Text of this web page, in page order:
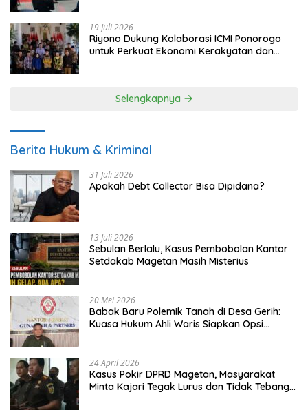
19 Juli 2026
Riyono Dukung Kolaborasi ICMI Ponorogo
untuk Perkuat Ekonomi Kerakyatan dan
Selengkapnya
Berita Hukum & Kriminal
31 Juli 2026
Apakah Debt Collector Bisa Dipidana?
13 Juli 2026
Sebulan Berlalu, Kasus Pembobolan Kantor
Setdakab Magetan Masih Misterius
20 Mei 2026
Babak Baru Polemik Tanah di Desa Gerih:
Kuasa Hukum Ahli Waris Siapkan Opsi
24 April 2026
Kasus Pokir DPRD Magetan, Masyarakat
Minta Kajari Tegak Lurus dan Tidak Tebang